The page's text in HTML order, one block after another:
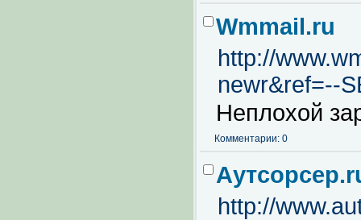
Wmmail.ru
http://
newr&ref=--
Неплохой
Комментарии: 0
http://